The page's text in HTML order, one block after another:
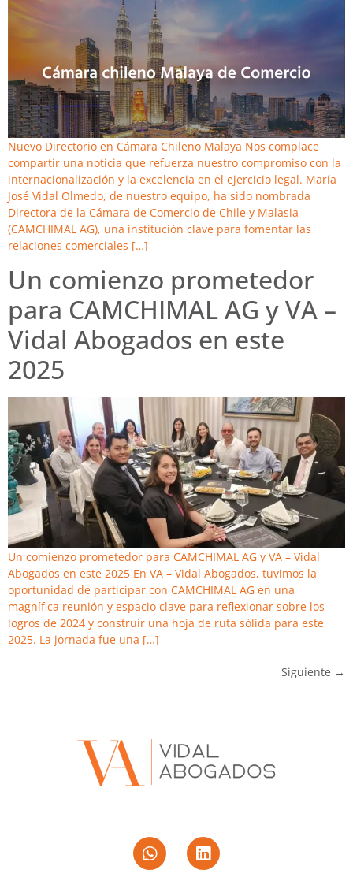
Nuevo Directorio en Cámara Chileno Malaya Nos complace
compartir una noticia que refuerza nuestro compromiso con la
internacionalización y la excelencia en el ejercicio legal. María
José Vidal Olmedo, de nuestro equipo, ha sido nombrada
Directora de la Cámara de Comercio de Chile y Malasia
(CAMCHIMAL AG), una institución clave para fomentar las
relaciones comerciales […]
Un comienzo prometedor
para CAMCHIMAL AG y VA –
Vidal Abogados en este
2025
Un comienzo prometedor para CAMCHIMAL AG y VA – Vidal
Abogados en este 2025 En VA – Vidal Abogados, tuvimos la
oportunidad de participar con CAMCHIMAL AG en una
magnífica reunión y espacio clave para reflexionar sobre los
logros de 2024 y construir una hoja de ruta sólida para este
2025. La jornada fue una […]
Siguiente →